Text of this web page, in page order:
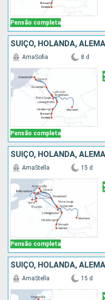
Pensão completa
Pensão completa
AmaSofia 8 d
Pensão completa
AmaStella 15 d
AmaStella 15 d